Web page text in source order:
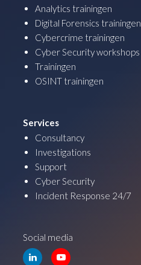
Analytics trainingen
Digital Forensics trainingen
Cybercrime trainingen
Cyber Security workshops
Trainingen
OSINT trainingen
Services
Consultancy
Investigations
Support
Cyber Security
Incident Response 24/7
Social media